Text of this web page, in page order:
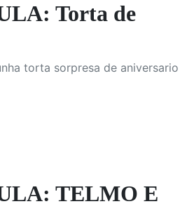
Torta de
torta sorpresa de aniversario
TELMO E